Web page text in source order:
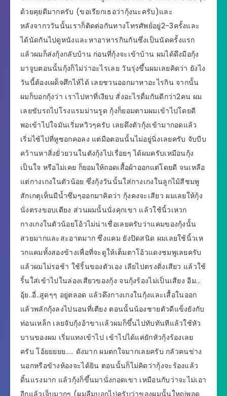
ด้วยคุยดีมากครับ (ขอเรียกเธอว่ากุ้งนะครับ)และ
หลังจากววันนั้นเราก็ติดต่อกันทางโทรศัพย์อยู่2-3ครั้งและ
ได้นัดกันไปดูหนังและหาอาหารกินกันซึ่งเป็นนัดครั้งแรก
แล้วผมก็ส่งกุ้งกลับบ้าน ก่อนที่กุ้งจะเข้าบ้าน ผมได้ดึงมือกุ้ง
มาจูบตอนนั้นกุ้งก็ไม่ว่าอะไรเลย วันรุ่งขึ้นผมเลยคิดว่า ยังไง
วันนี้ต้องเผด็จศึกไห้ได้ เลยชวนออกมาหาอะไรกิน จากนั้น
ผมก็บอกกุ้งว่า เราไปหาที่เงียบ สั่งอะไรดื่มกันดีกว่า2คน ผม
เลยขับรถไปโรงแรมม่านรูด กุ้งก็ยอมตามผมเข้าไปโดยดี
พอเข้าไปใจมันเริ่มหวิวๆครับ เลยดึงตัวกุ้งเข้ามากอดแล้ว
เริ่มไซ้ไปที่หูซอกคอลง แต่มือตอนนั้นไม่อยู่นิ่งเลยครับ จับบีบ
คว้านหาสิ่งยั่วยวนในตังกุ้งไปเรื่อยๆ ได้ผมครับเหมือนกุ้ง
เป็นใจ หรือไม่เคย ก็ยอมให้ถอดเสื้อผ้าออกแต่โดยดี จนเหลือ
แต่กางเกงในตัวน้อย ซึ่งกุ้งวันนั้นใส่กางเกงในลูกไม้สีชมพู
สักเกตุเห็นมีน้ำซึมๆออกมาคิดว่า กุ้งคงจะเสียว ผมเลยให้กุ้ง
นั่งตรงขอบเตียง ส่วนผมนั้นนั่งคุกเขา แล้วใช้นิ้วเหวก
กางเกงในตัวน้อยโอ้วไม่น่าเชื่อเลยครับว่าแคมของกุ้งนั้น
สวยมากและสะอาดมาก ซึ่งแคม ยังปิดสนิด ผมเลยใช้นิ้วเห
วกแคมทั้งสองข้างเพื่อที่จะดูให้เต็มตาโอ้วแดงชมพูเลยครับ
แล้วผมไม่รอช้า ใช้ริ้นของตัวเอง เลียไปตรงติ่งเสียว แล้วใช้
ริ้นใส่เข้าไปในล่องเสียวของกุ้ง จนกุ้งร้องไม่เป็นเสียง อืม…
อุ้ย..อี่..สูดๆๆ อยู่ตลอด แล้วดึงกางเกงในกุ้งและเสื้อในออก
แล้วพลักกุ้งลงไปนอนที่เตียง ตอนนั้นน้องชายตัวดีแข็งยังกับ
ท่อนเหล็ก เลยจับกุ้งอ้าขาเเล้วผมก็ขึ้นไปทับทันทีแล้วใช้หัว
บานของผม เริ่มแทงเข้าไป เข้าไปได้แค่ยักหัวกุ้งร้องเลย
ครับ โอ้ยยยยย….. ดังมาก ผมตกใจมากเลยครับ กลัวคนข่าง
นอกหรือข้างห้องจะได้ยิน ตอนนั้นก็ไม่คิดว่ากุ้งจะร้องแล้ว
ดิ้นแรงมาก แล้วกุ้งก็ขึ้นมานั่งกอดเขา เหมือนกับว่าจะไม่เอา
อีกแล้วเจ็บมากๆ (ผมลืมบอกไปครับว่าของผมนั้นใหญ่พอดู